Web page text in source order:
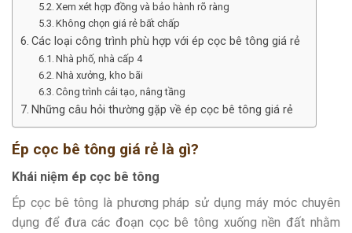
Xem xét hợp đồng và bảo hành rõ ràng
Không chọn giá rẻ bất chấp
Các loại công trình phù hợp với ép cọc bê tông giá rẻ
Nhà phố, nhà cấp 4
Nhà xưởng, kho bãi
Công trình cải tạo, nâng tầng
Những câu hỏi thường gặp về ép cọc bê tông giá rẻ
Ép cọc bê tông giá rẻ là gì?
Khái niệm ép cọc bê tông
Ép cọc bê tông là phương pháp sử dụng máy móc chuyên
dụng để đưa các đoạn cọc bê tông xuống nền đất nhằm